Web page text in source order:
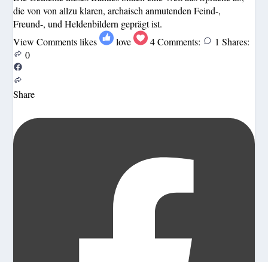
die von von allzu klaren, archaisch anmutenden Feind-,
Freund-, und Heldenbildern geprägt ist.
View Comments likes love 4 Comments: 1 Shares:
0
Share